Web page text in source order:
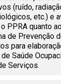
(ruído,
etc.) e
PPRA quanto
de Prevenção
para
Saúde
Serviços.